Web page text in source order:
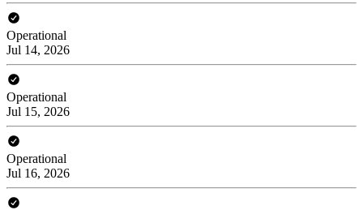
Operational
Jul 14, 2026
Operational
Jul 15, 2026
Operational
Jul 16, 2026